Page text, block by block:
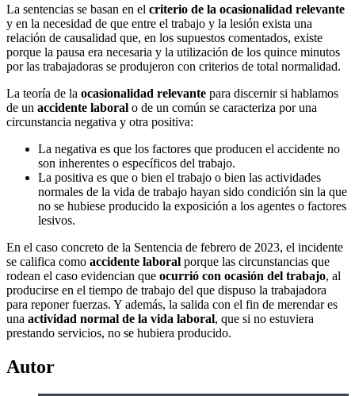
La sentencias se basan en el criterio de la ocasionalidad relevante
y en la necesidad de que entre el trabajo y la lesión exista una
relación de causalidad que, en los supuestos comentados, existe
porque la pausa era necesaria y la utilización de los quince minutos
por las trabajadoras se produjeron con criterios de total normalidad.
La teoría de la ocasionalidad relevante para discernir si hablamos
de un accidente laboral o de un común se caracteriza por una
circunstancia negativa y otra positiva:
La negativa es que los factores que producen el accidente no
son inherentes o específicos del trabajo.
La positiva es que o bien el trabajo o bien las actividades
normales de la vida de trabajo hayan sido condición sin la que
no se hubiese producido la exposición a los agentes o factores
lesivos.
En el caso concreto de la Sentencia de febrero de 2023, el incidente
se califica como accidente laboral porque las circunstancias que
rodean el caso evidencian que ocurrió con ocasión del trabajo, al
producirse en el tiempo de trabajo del que dispuso la trabajadora
para reponer fuerzas. Y además, la salida con el fin de merendar es
una actividad normal de la vida laboral, que si no estuviera
prestando servicios, no se hubiera producido.
Autor